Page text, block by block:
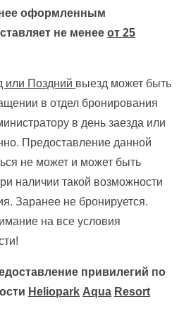
оформленным
не менее от 25
или Поздний выезд может быть
в отдел бронирования
в день заезда или
Предоставление данной
не может и может быть
наличии такой возможности
Заранее не бронируется.
на все условия
привилегий по
Heliopark Aqua Resort